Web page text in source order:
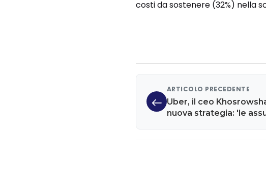
costi da sostenere (32%) nella
ARTICOLO PRECEDENTE
Uber, il ceo
nuova strategia: 'le